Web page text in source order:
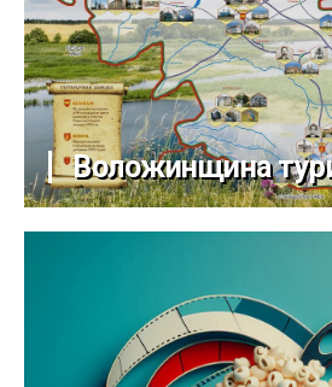
Воложинщина